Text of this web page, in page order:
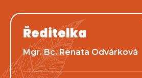
Ředitelka
Mgr. Bc. Renata Odvárková